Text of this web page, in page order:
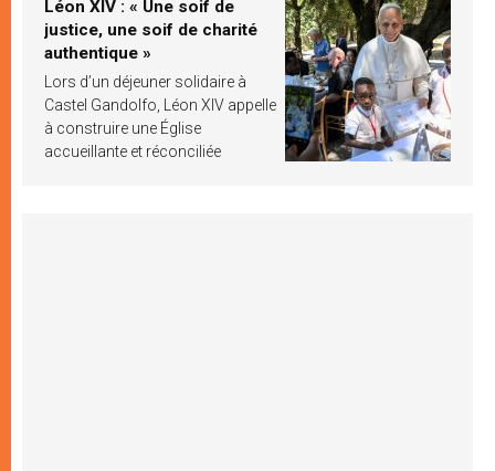
Léon XIV : « Une soif de
justice, une soif de charité
authentique »
Lors d’un déjeuner solidaire à
Castel Gandolfo, Léon XIV appelle
à construire une Église
accueillante et réconciliée